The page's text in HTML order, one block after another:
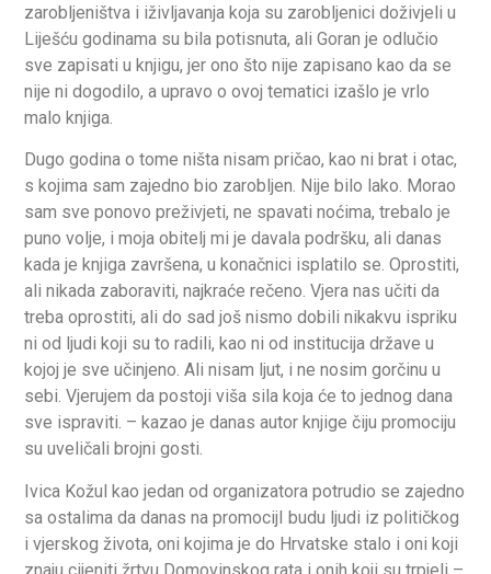
zarobljeništva i iživljavanja koja su zarobljenici doživjeli u
Liješću godinama su bila potisnuta, ali Goran je odlučio
sve zapisati u knjigu, jer ono što nije zapisano kao da se
nije ni dogodilo, a upravo o ovoj tematici izašlo je vrlo
malo knjiga.
Dugo godina o tome ništa nisam pričao, kao ni brat i otac,
s kojima sam zajedno bio zarobljen. Nije bilo lako. Morao
sam sve ponovo preživjeti, ne spavati noćima, trebalo je
puno volje, i moja obitelj mi je davala podršku, ali danas
kada je knjiga završena, u konačnici isplatilo se. Oprostiti,
ali nikada zaboraviti, najkraće rečeno. Vjera nas učiti da
treba oprostiti, ali do sad još nismo dobili nikakvu ispriku
ni od ljudi koji su to radili, kao ni od institucija države u
kojoj je sve učinjeno. Ali nisam ljut, i ne nosim gorčinu u
sebi. Vjerujem da postoji viša sila koja će to jednog dana
sve ispraviti. – kazao je danas autor knjige čiju promociju
su uveličali brojni gosti.
Ivica Kožul kao jedan od organizatora potrudio se zajedno
sa ostalima da danas na promocijI budu ljudi iz političkog
i vjerskog života, oni kojima je do Hrvatske stalo i oni koji
znaju cijeniti žrtvu Domovinskog rata i onih koji su trpjeli –